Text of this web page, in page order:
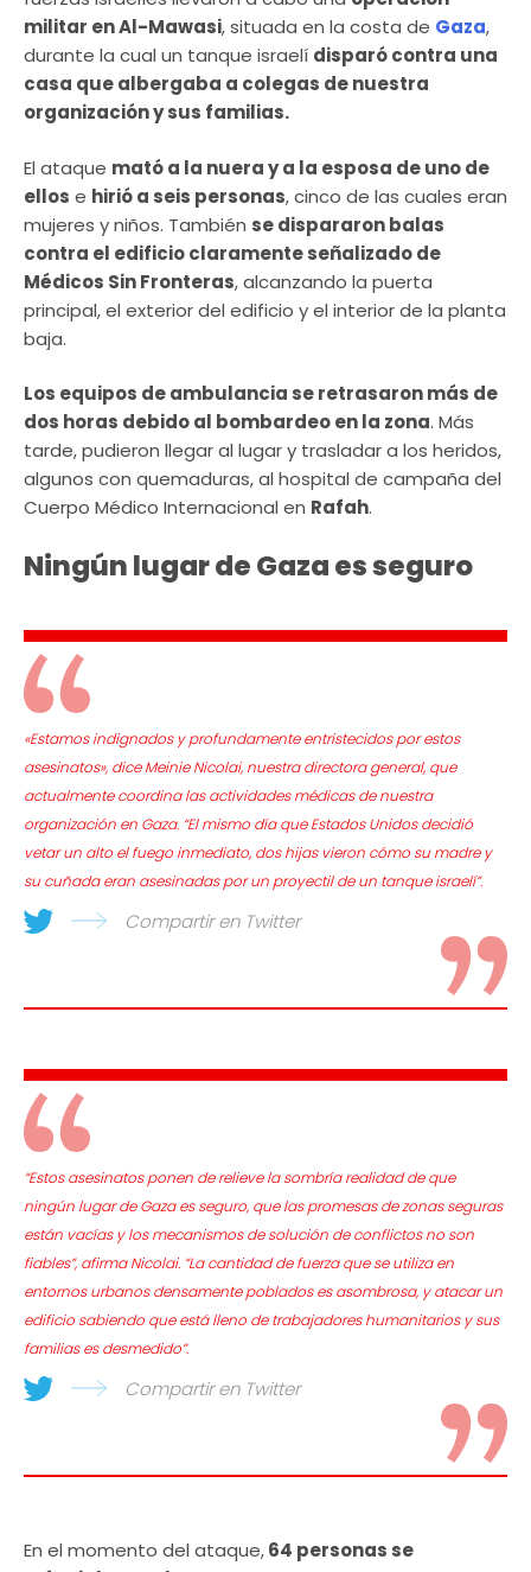
militar en Al-Mawasi, situada en la costa de Gaza,
durante la cual un tanque israelí disparó contra una
casa que albergaba a colegas de nuestra
organización y sus familias.
El ataque mató a la nuera y a la esposa de uno de
ellos e hirió a seis personas, cinco de las cuales eran
mujeres y niños. También se dispararon balas
contra el edificio claramente señalizado de
Médicos Sin Fronteras, alcanzando la puerta
principal, el exterior del edificio y el interior de la planta
baja.
Los equipos de ambulancia se retrasaron más de
dos horas debido al bombardeo en la zona. Más
tarde, pudieron llegar al lugar y trasladar a los heridos,
algunos con quemaduras, al hospital de campaña del
Cuerpo Médico Internacional en Rafah.
Ningún lugar de Gaza es seguro
«Estamos indignados y profundamente entristecidos por estos
asesinatos», dice Meinie Nicolai, nuestra directora general, que
actualmente coordina las actividades médicas de nuestra
organización en Gaza. “El mismo día que Estados Unidos decidió
vetar un alto el fuego inmediato, dos hijas vieron cómo su madre y
su cuñada eran asesinadas por un proyectil de un tanque israelí”.
Compartir en Twitter
“Estos asesinatos ponen de relieve la sombría realidad de que
ningún lugar de Gaza es seguro, que las promesas de zonas seguras
están vacías y los mecanismos de solución de conflictos no son
fiables”, afirma Nicolai. “La cantidad de fuerza que se utiliza en
entornos urbanos densamente poblados es asombrosa, y atacar un
edificio sabiendo que está lleno de trabajadores humanitarios y sus
familias es desmedido”.
Compartir en Twitter
En el momento del ataque,64 personas se